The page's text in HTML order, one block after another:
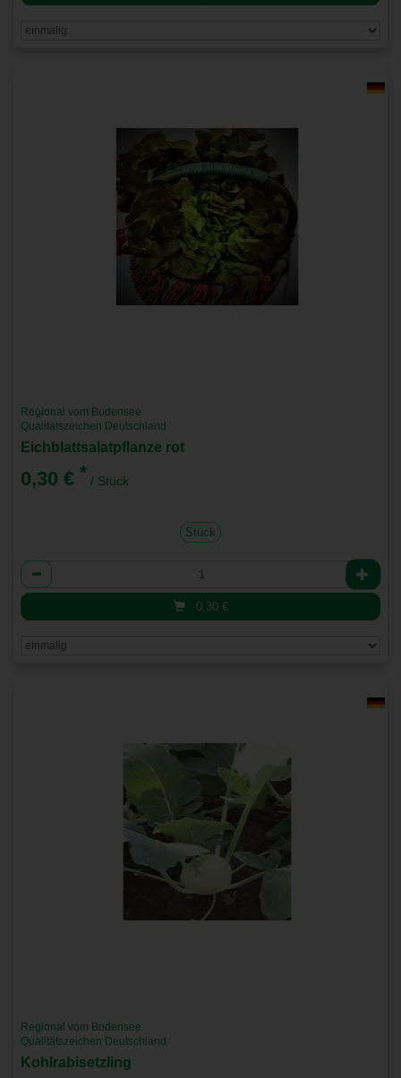
Regional vom Bodensee
Qualitätszeichen Deutschland
Eichblattsalatpflanze rot
0,30 € * / Stück
Stück
Anzahl
0,30 €
Regional vom Bodensee
Qualitätszeichen Deutschland
Kohlrabisetzling